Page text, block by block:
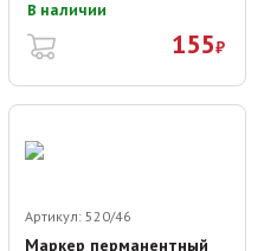
В наличии
155₽
Артикул: 520/46
Маркер перманентный